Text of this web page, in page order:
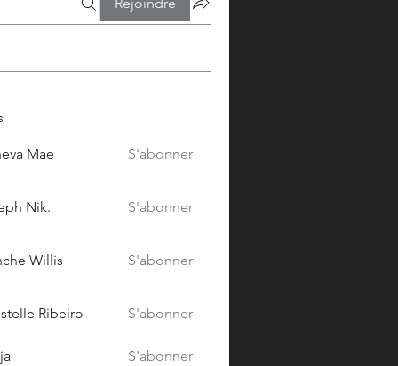
Mae S'abonner
Nik. S'abonner
Willis S'abonner
Ribeiro S'abonner
S'abonner